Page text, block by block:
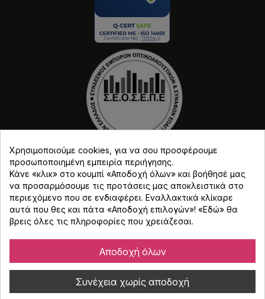
Copyright © Djmania 2026 / Οι τιμές περιλαμβάνουν
Χρησιμοποιούμε cookies, για να σου προσφέρουμε
προσωποποιημένη εμπειρία περιήγησης.
Κάνε «κλικ» στο κουμπί «Αποδοχή όλων» και βοήθησέ μας
να προσαρμόσουμε τις προτάσεις μας αποκλειστικά στο
περιεχόμενο που σε ενδιαφέρει. Εναλλακτικά κλίκαρε
αυτά που θες και πάτα «Αποδοχή επιλογών»! «Εδώ» θα
βρεις όλες τις πληροφορίες που χρειάζεσαι.
Αποδοχή όλων
Συνέχεια χωρίς αποδοχή